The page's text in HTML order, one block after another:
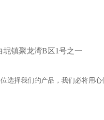
镇聚龙湾B区1号之一
选择我们的产品，我们必将用心